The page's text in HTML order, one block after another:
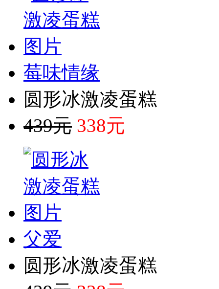
莓味情缘
圆形冰激凌蛋糕
439元 338元
父爱
圆形冰激凌蛋糕